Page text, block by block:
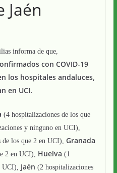
Jaén
informa de que,
con COVID-19
los hospitales andaluces,
en UCI.
(4 hospitalizaciones de los que
y ninguno en UCI),
de los que 2 en UCI), Granada
2 en UCI), Huelva (1
UCI), Jaén (2 hospitalizaciones